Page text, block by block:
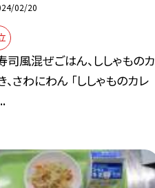
02/20
司風混ぜごはん、ししゃものカ
、さわにわん 「ししゃものカレ